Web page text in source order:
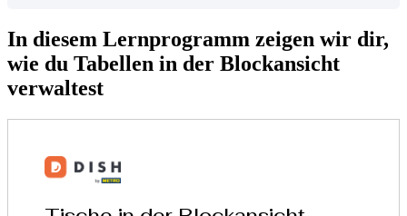
In diesem Lernprogramm zeigen wir dir,
wie du Tabellen in der Blockansicht
verwaltest